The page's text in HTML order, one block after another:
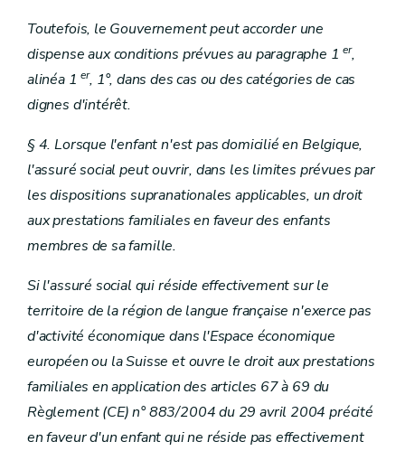
Toutefois, le Gouvernement peut accorder une
dispense aux conditions prévues au paragraphe 1er,
alinéa 1er, 1°, dans des cas ou des catégories de cas
dignes d'intérêt.
§ 4. Lorsque l'enfant n'est pas domicilié en Belgique,
l'assuré social peut ouvrir, dans les limites prévues par
les dispositions supranationales applicables, un droit
aux prestations familiales en faveur des enfants
membres de sa famille.
Si l'assuré social qui réside effectivement sur le
territoire de la région de langue française n'exerce pas
d'activité économique dans l'Espace économique
européen ou la Suisse et ouvre le droit aux prestations
familiales en application des articles 67 à 69 du
Règlement (CE) n° 883/2004 du 29 avril 2004 précité
en faveur d'un enfant qui ne réside pas effectivement